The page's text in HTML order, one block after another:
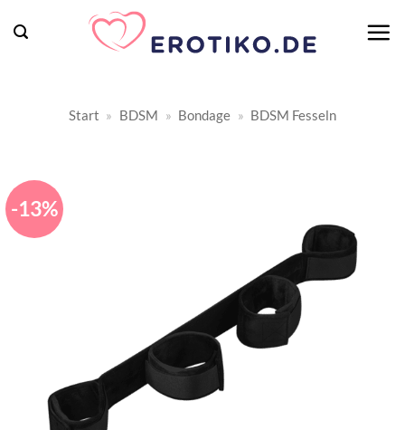
Inhalt
Start » BDSM » Bondage » BDSM Fesseln
-13%